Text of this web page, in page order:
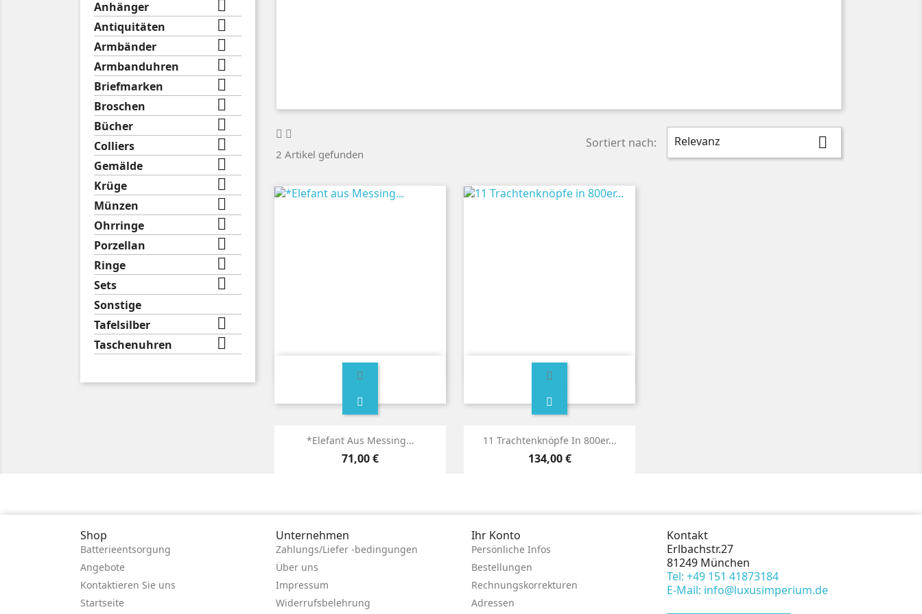
Anhänger 
Antiquitäten 
Armbänder 
Armbanduhren 
Briefmarken 
Broschen 
Bücher 
Colliers 
Gemälde 
Krüge 
Münzen 
Ohrringe 
Porzellan 
Ringe 
Sets 
Sonstige
Tafelsilber

Taschenuhren 
2 Artikel gefunden
Sortiert nach: Relevanz 
*Elefant Aus Messing...
Preis
71,00 €
11 Trachtenknöpfe In 800er...
Preis
134,00 €
1 - 2 von 2 Artikel(n)
Shop
Batterieentsorgung
Angebote
Kontaktieren Sie uns
Startseite
Unternehmen
Zahlungs/Liefer -bedingungen
Über uns
Impressum
Widerrufsbelehrung
Ihr Konto
Persönliche Infos
Bestellungen
Rechnungskorrekturen
Adressen
Kontakt
Erlbachstr.27
81249 München
Tel: +49 151 41873184
E-Mail: info@luxusimperium.de